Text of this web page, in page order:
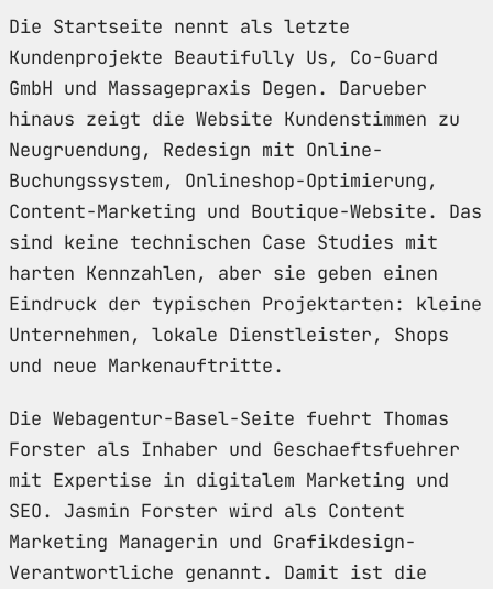
Die Startseite nennt als letzte
Kundenprojekte Beautifully Us, Co-Guard
GmbH und Massagepraxis Degen. Darueber
hinaus zeigt die Website Kundenstimmen zu
Neugruendung, Redesign mit Online-
Buchungssystem, Onlineshop-Optimierung,
Content-Marketing und Boutique-Website. Das
sind keine technischen Case Studies mit
harten Kennzahlen, aber sie geben einen
Eindruck der typischen Projektarten: kleine
Unternehmen, lokale Dienstleister, Shops
und neue Markenauftritte.
Die Webagentur-Basel-Seite fuehrt Thomas
Forster als Inhaber und Geschaeftsfuehrer
mit Expertise in digitalem Marketing und
SEO. Jasmin Forster wird als Content
Marketing Managerin und Grafikdesign-
Verantwortliche genannt. Damit ist die